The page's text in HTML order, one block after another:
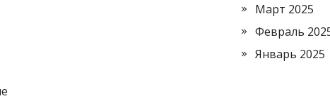
Март 2025
Февраль
Январь 2025